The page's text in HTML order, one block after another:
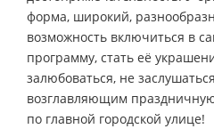
форма, широкий,
возможность включиться в
программу, стать её
залюбоваться, не
возглавляющим
по главной городской улице!